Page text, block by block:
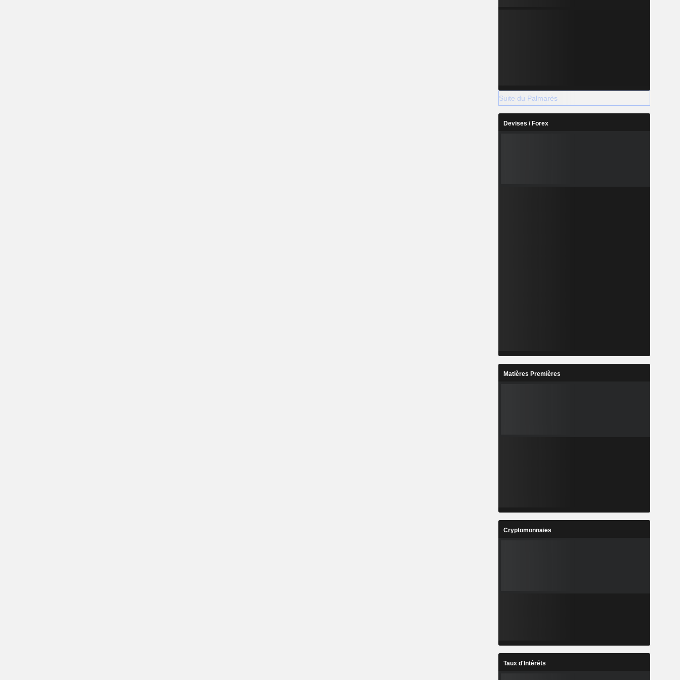
Suite du Palmarès
Devises / Forex
Matières Premières
Cryptomonnaies
Taux d'Intérêts